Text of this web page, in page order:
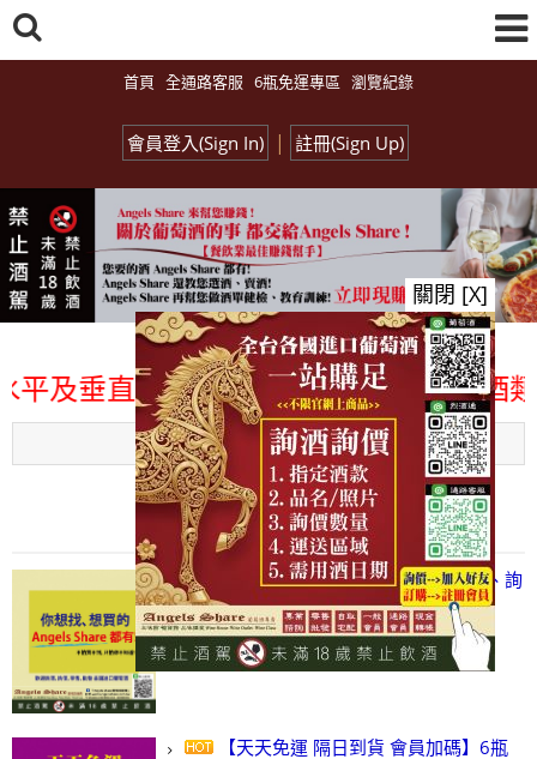
首頁 全通路客服 6瓶免運專區 瀏覽紀錄
會員登入(Sign In) | 註冊(Sign Up)
及垂直整合、一次購足」各國進口酒類
Menu
總覽-促銷&活動
all events
【凡酒問Angels Share】線上選酒、詢
(尋)酒、詢價、零售、批發，看這裡!
2024/03/01
【天天免運 隔日到貨 會員加碼】6瓶
關閉 [X]